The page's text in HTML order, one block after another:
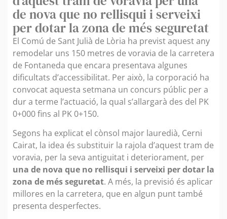
de nova que no rellisqui i serveixi
per dotar la zona de més seguretat
El Comú de Sant Julià de Lòria ha previst aquest any
remodelar uns 150 metres de voravia de la carretera
de Fontaneda que encara presentava algunes
dificultats d’accessibilitat. Per això, la corporació ha
convocat aquesta setmana un concurs públic per a
dur a terme l’actuació, la qual s’allargarà des del PK
0+000 fins al PK 0+150.
Segons ha explicat el cònsol major lauredià, Cerni
Cairat, la idea és substituir la rajola d’aquest tram de
voravia, per la seva antiguitat i deteriorament, per
una de nova que no rellisqui i serveixi per dotar la
zona de més seguretat. A més, la previsió és aplicar
millores en la carretera, que en algun punt també
presenta desperfectes.